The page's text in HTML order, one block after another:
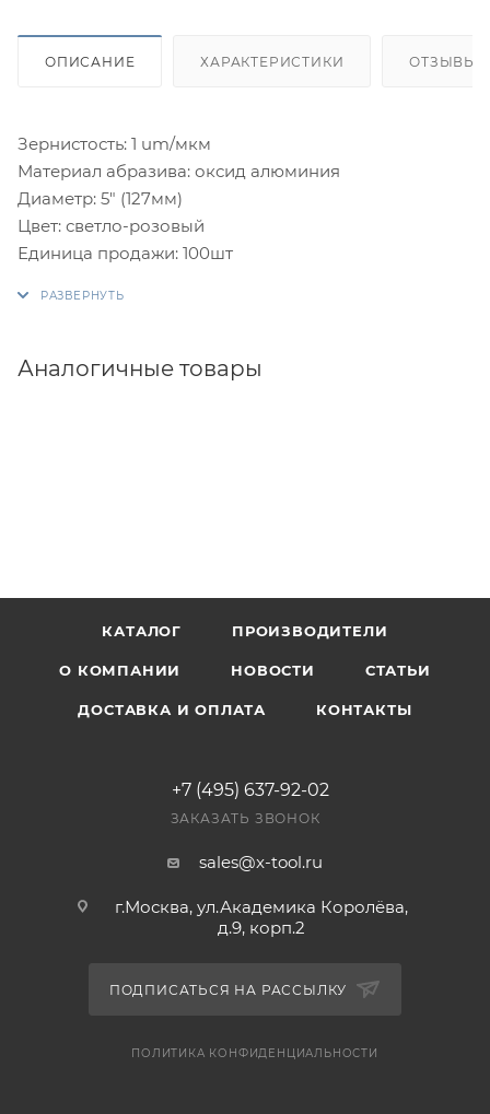
ОПИСАНИЕ ХАРАКТЕРИСТИКИ ОТЗЫВЫ
Зернистость: 1 um/мкм
Материал абразива: оксид алюминия
Диаметр: 5" (127мм)
Цвет: светло-розовый
Единица продажи: 100шт
Аналогичные товары
КАТАЛОГ ПРОИЗВОДИТЕЛИ
О КОМПАНИИ НОВОСТИ СТАТЬИ
ДОСТАВКА И ОПЛАТА КОНТАКТЫ
+7 (495) 637-92-02
ЗАКАЗАТЬ ЗВОНОК
sales@x-tool.ru
г.Москва, ул.Академика Королёва,
д.9, корп.2
ПОДПИСАТЬСЯ НА РАССЫЛКУ
ПОЛИТИКА КОНФИДЕНЦИАЛЬНОСТИ